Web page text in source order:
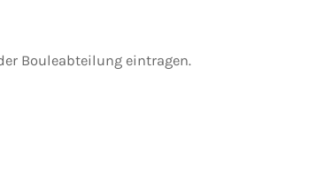
Bouleabteilung eintragen.